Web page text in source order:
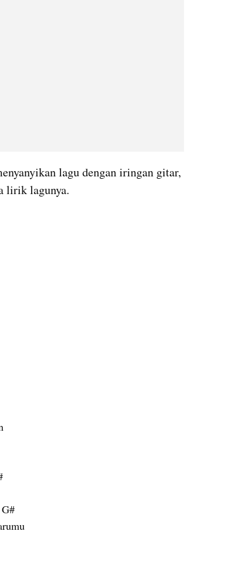
lagu dengan iringan gitar,
lirik lagunya.